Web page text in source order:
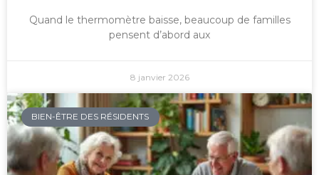
Quand le thermomètre baisse, beaucoup de familles
pensent d’abord aux
8 janvier 2026
BIEN-ÊTRE DES RÉSIDENTS